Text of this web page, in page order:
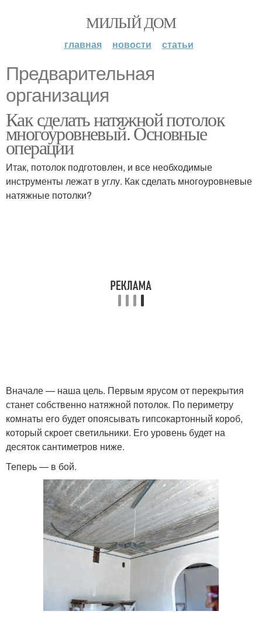
МИЛЫЙ ДОМ
главная новости статьи
Предварительная
организация
Как сделать натяжной потолок
многоуровневый. Основные
операции
Итак, потолок подготовлен, и все необходимые
инструменты лежат в углу. Как сделать многоуровневые
натяжные потолки?
Вначале — наша цель. Первым ярусом от перекрытия
станет собственно натяжной потолок. По периметру
комнаты его будет опоясывать гипсокартонный короб,
который скроет светильники. Его уровень будет на
десяток сантиметров ниже.
Теперь — в бой.